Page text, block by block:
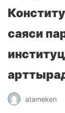
саяси
atameken